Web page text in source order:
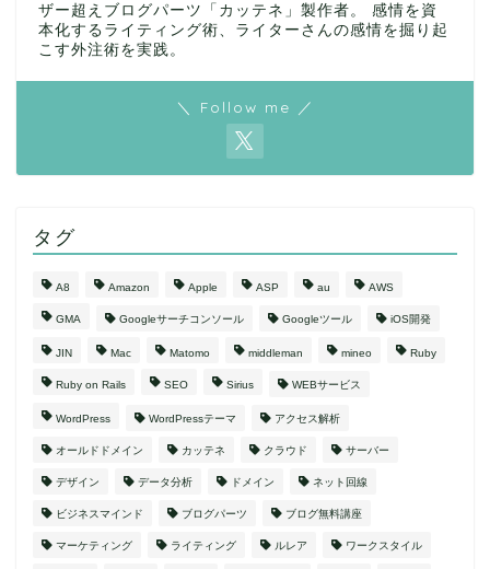
ザー超えブログパーツ「カッテネ」製作者。 感情を資
本化するライティング術、ライターさんの感情を掘り起
こす外注術を実践。
＼ Follow me ／
タグ
A8 Amazon Apple ASP au AWS
GMA Googleサーチコンソール Googleツール iOS開発
JIN Mac Matomo middleman mineo Ruby
Ruby on Rails SEO Sirius WEBサービス
WordPress WordPressテーマ アクセス解析
オールドドメイン カッテネ クラウド サーバー
デザイン データ分析 ドメイン ネット回線
ビジネスマインド ブログパーツ ブログ無料講座
マーケティング ライティング ルレア ワークスタイル